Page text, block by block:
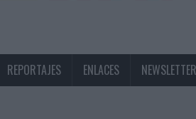
REPORTAJES ENLACES NEWSLETTER